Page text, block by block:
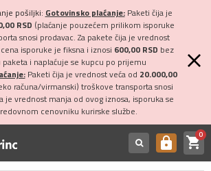
pošiljki: Gotovinsko plaćanje:Paketi čija je
RSD (plaćanje pouzećem prilikom isporuke
snosi prodavac. Za pakete čija je vrednost
isporuke je fiksna i iznosi 600,00 RSD bez
paketa i naplaćuje se kupcu po prijemu
Paketi čija je vrednost veća od 20.000,00
računa/virmanski) troškove transporta snosi
je vrednost manja od ovog iznosa, isporuka se
cenovniku kurirske službe.
https shopping_cart0